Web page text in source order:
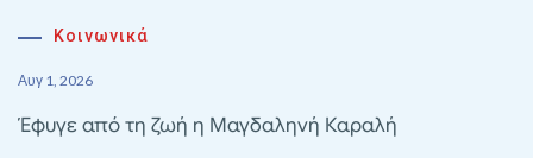
Κοινωνικά
Αυγ 1, 2026
Έφυγε από τη ζωή η Μαγδαληνή Καραλή